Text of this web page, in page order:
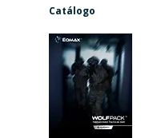
Catálogo